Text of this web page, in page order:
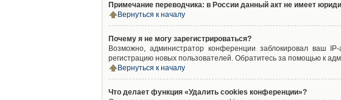
Примечание переводчика: в России данный акт не имеет
Вернуться к началу
Почему я не могу зарегистрироваться?
Возможно, администратор конференции заблокировал ваш
регистрацию новых пользователей. Обратитесь за помощью к
Вернуться к началу
Что делает функция «Удалить cookies конференции»?